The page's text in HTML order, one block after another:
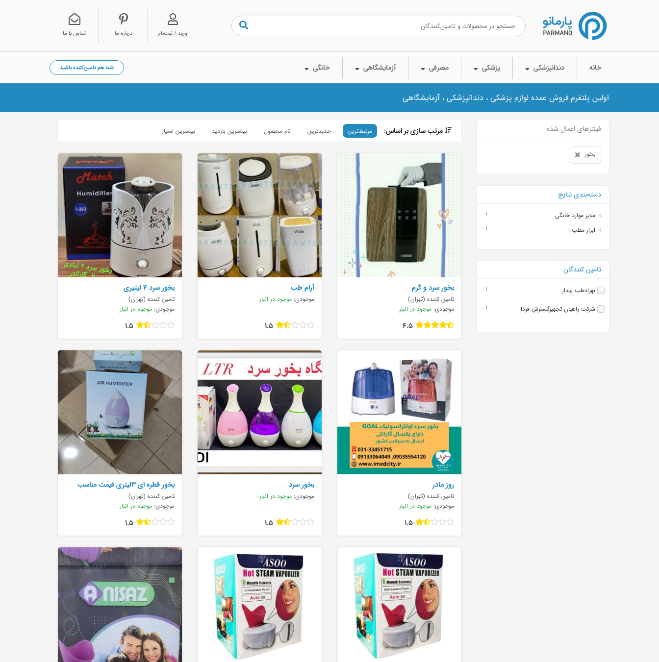
تماس با ما درباره ما ورود / ثبت‌نام
خانه دندانپزشکی پزشکی مصرفی آزمایشگاهی خانگی شما هم تامین‌کننده باشید
اولین پلتفرم فروش عمده لوازم پزشکی ، دندانپزشکی ، آزمایشگاهی
فیلترهای اعمال شده
بخور
دسته‌بندی نتایج
سایر موارد خانگی
1
ابزار مطب
1
تامین کنندگان
بهرادطب بیدار 1
شرکت راهیان تجهیزگسترش فردا 1
مرتب سازی بر اساس: مرتبط‌ترین جدیدترین نام محصول بیشترین بازدید بیشترین امتیاز
بخور سرد و گرم
تامین کننده (تهران)
موجودی: موجود در انبار
4.5
آرام طب
موجودی: موجود در انبار
1.5
بخور سرد ۴ لیتیری
تامین کننده (تهران)
موجودی: موجود در انبار
1.5
روز مادر
تامین کننده (تهران)
موجودی: موجود در انبار
1.5
بخور سرد
موجودی: موجود در انبار
1.5
بخور قطره ای 3لیتری قیمت مناسب
تامین کننده (تهران)
موجودی: موجود در انبار
1.5